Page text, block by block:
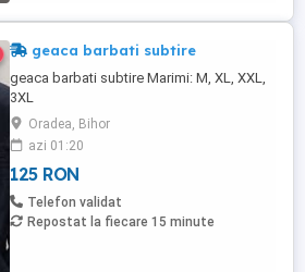
geaca barbati subtire
geaca barbati subtire Marimi: M, XL, XXL,
3XL
Oradea, Bihor
azi 01:20
125 RON
Telefon validat
Repostat la fiecare 15 minute